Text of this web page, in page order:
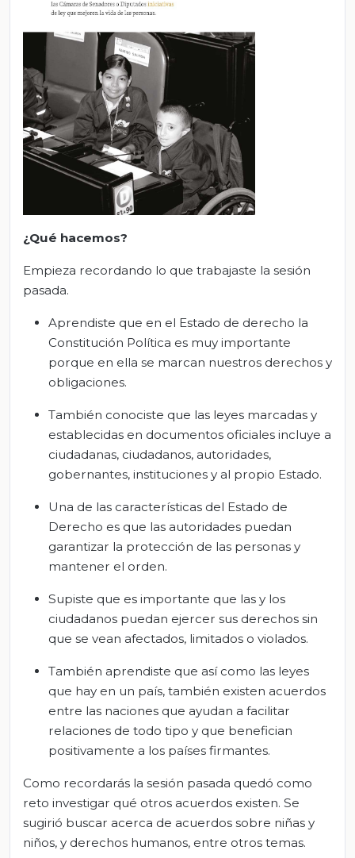
¿Qué hacemos?
Empieza recordando lo que trabajaste la sesión
pasada.
Aprendiste que en el Estado de derecho la
Constitución Política es muy importante
porque en ella se marcan nuestros derechos y
obligaciones.
También conociste que las leyes marcadas y
establecidas en documentos oficiales incluye a
ciudadanas, ciudadanos, autoridades,
gobernantes, instituciones y al propio Estado.
Una de las características del Estado de
Derecho es que las autoridades puedan
garantizar la protección de las personas y
mantener el orden.
Supiste que es importante que las y los
ciudadanos puedan ejercer sus derechos sin
que se vean afectados, limitados o violados.
También aprendiste que así como las leyes
que hay en un país, también existen acuerdos
entre las naciones que ayudan a facilitar
relaciones de todo tipo y que benefician
positivamente a los países firmantes.
Como recordarás la sesión pasada quedó como
reto investigar qué otros acuerdos existen. Se
sugirió buscar acerca de acuerdos sobre niñas y
niños, y derechos humanos, entre otros temas.